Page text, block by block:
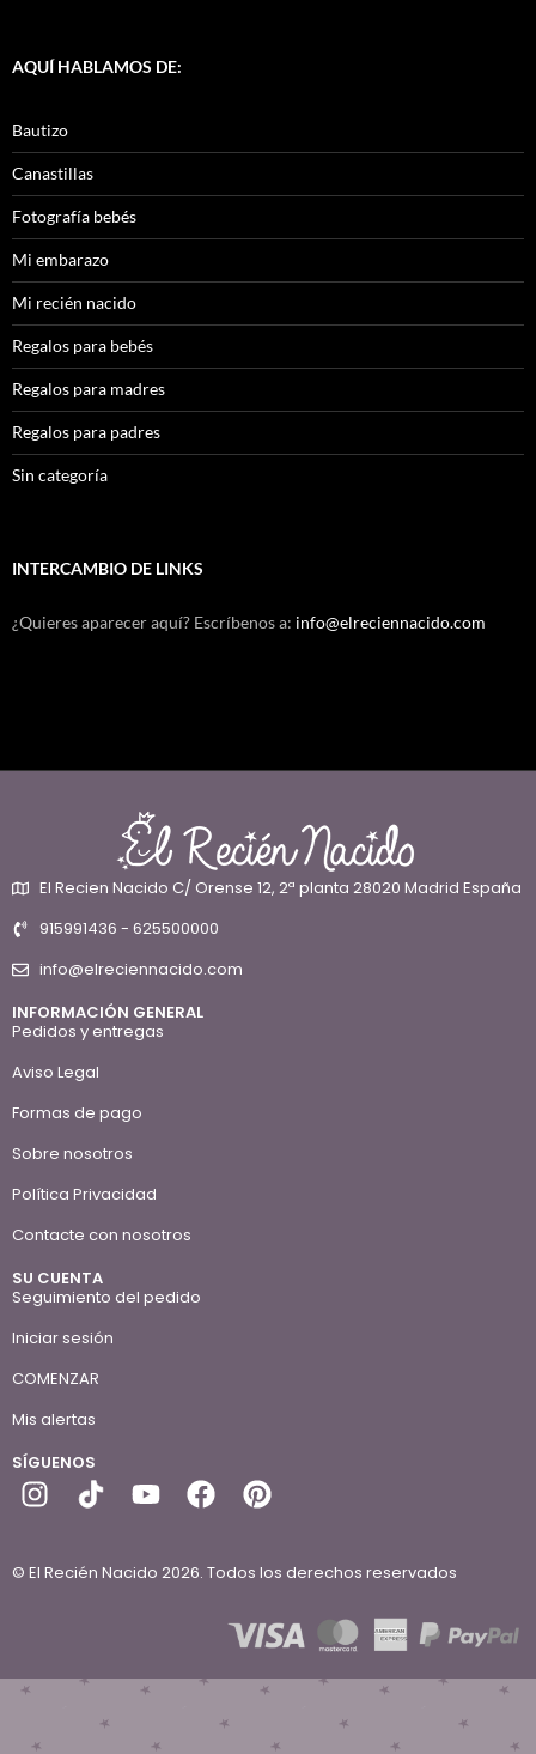
AQUÍ HABLAMOS DE:
Bautizo
Canastillas
Fotografía bebés
Mi embarazo
Mi recién nacido
Regalos para bebés
Regalos para madres
Regalos para padres
Sin categoría
INTERCAMBIO DE LINKS
¿Quieres aparecer aquí? Escríbenos a: info@elreciennacido.com
El Recien Nacido C/ Orense 12, 2ª planta 28020 Madrid España
915991436 - 625500000
info@elreciennacido.com
INFORMACIÓN GENERAL
Pedidos y entregas
Aviso Legal
Formas de pago
Sobre nosotros
Política Privacidad
Contacte con nosotros
SU CUENTA
Seguimiento del pedido
Iniciar sesión
COMENZAR
Mis alertas
SÍGUENOS
© El Recién Nacido 2026. Todos los derechos reservados